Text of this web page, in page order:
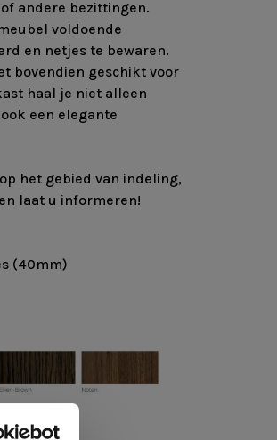
andere bezittingen.
voldoende
en netjes te bewaren.
bovendien geschikt voor
haal je niet alleen
een elegante
het gebied van indeling,
laat u informeren!
(40mm)